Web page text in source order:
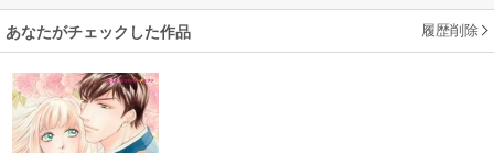
あなたがチェックした作品 履歴削除